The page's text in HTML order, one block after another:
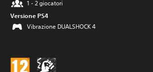
1 - 2 giocatori
Versione PS4
Vibrazione DUALSHOCK 4